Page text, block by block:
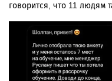
говорится, что 11 людям